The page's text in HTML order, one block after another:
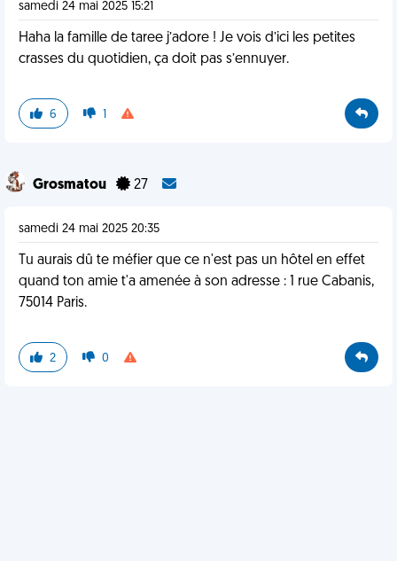
samedi 24 mai 2025 15:21
Haha la famille de taree j’adore ! Je vois d’ici les petites
crasses du quotidien, ça doit pas s’ennuyer.
6 1
Grosmatou 27
samedi 24 mai 2025 20:35
Tu aurais dû te méfier que ce n'est pas un hôtel en effet
quand ton amie t'a amenée à son adresse : 1 rue Cabanis,
75014 Paris.
2 0